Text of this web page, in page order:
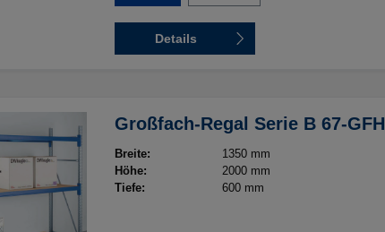
Details
Großfach-Regal Serie B 67-GFH
Breite:
1350 mm
Höhe:
2000 mm
Tiefe:
600 mm